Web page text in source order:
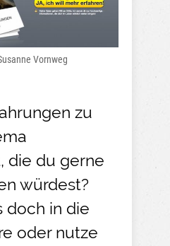
Vornweg
zu
die du gerne
würdest?
doch in die
oder nutze